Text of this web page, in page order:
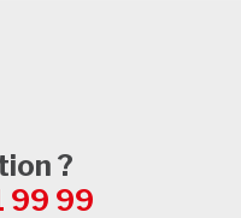
?
99 99